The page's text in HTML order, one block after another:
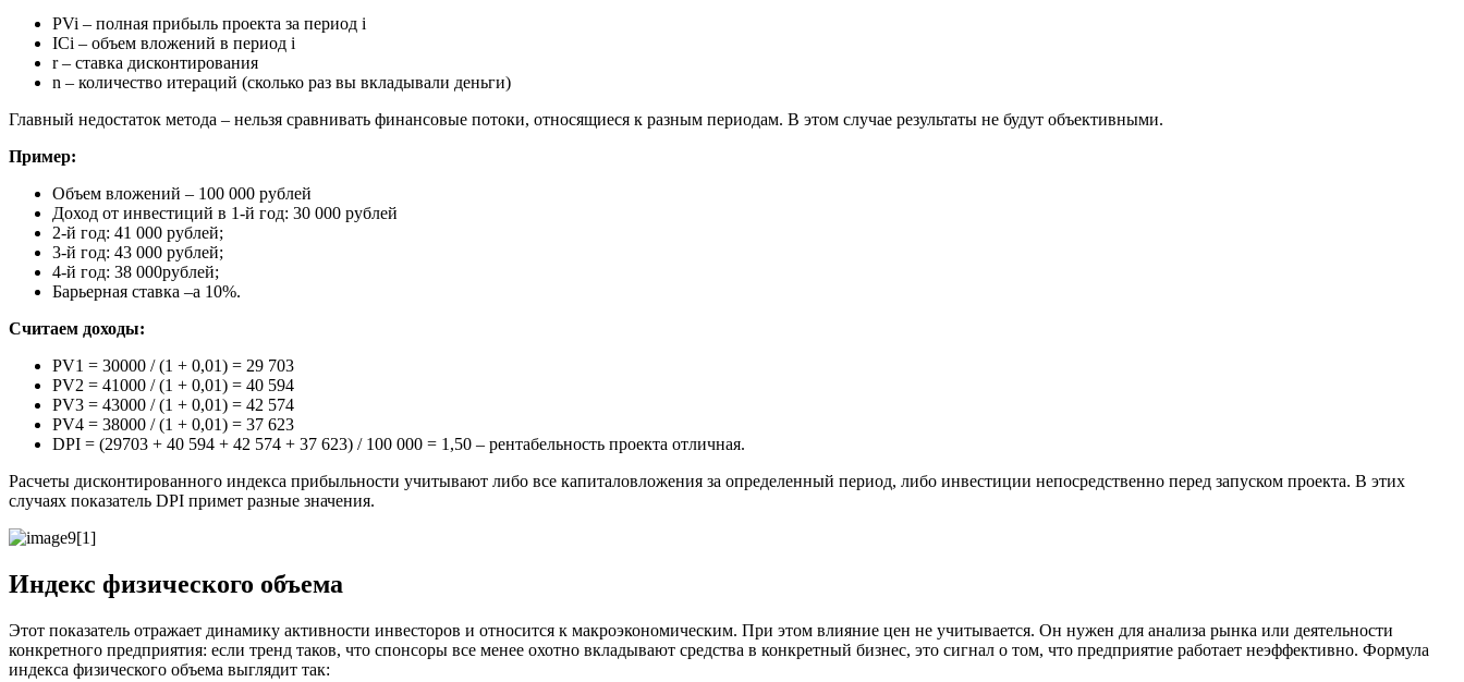
PVi – полная прибыль проекта за период i
ICi – объем вложений в период i
r – ставка дисконтирования
n – количество итераций (сколько раз вы вкладывали деньги)
Главный недостаток метода – нельзя сравнивать финансовые потоки, относящиеся к разным периодам. В этом случае результаты не будут объективными.
Пример:
Объем вложений – 100 000 рублей
Доход от инвестиций в 1-й год: 30 000 рублей
2-й год: 41 000 рублей;
3-й год: 43 000 рублей;
4-й год: 38 000рублей;
Барьерная ставка –а 10%.
Считаем доходы:
PV1 = 30000 / (1 + 0,01) = 29 703
PV2 = 41000 / (1 + 0,01) = 40 594
PV3 = 43000 / (1 + 0,01) = 42 574
PV4 = 38000 / (1 + 0,01) = 37 623
DPI = (29703 + 40 594 + 42 574 + 37 623) / 100 000 = 1,50 – рентабельность проекта отличная.
Расчеты дисконтированного индекса прибыльности учитывают либо все капиталовложения за определенный период, либо инвестиции непосредственно перед запуском проекта. В этих
случаях показатель DPI примет разные значения.
Индекс физического объема
Этот показатель отражает динамику активности инвесторов и относится к макроэкономическим. При этом влияние цен не учитывается. Он нужен для анализа рынка или деятельности
конкретного предприятия: если тренд таков, что спонсоры все менее охотно вкладывают средства в конкретный бизнес, это сигнал о том, что предприятие работает неэффективно. Формула
индекса физического объема выглядит так: